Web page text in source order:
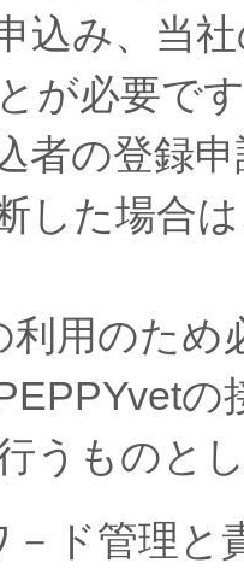
込み、当
が必要で
者の登録
した場合
用のため
うものと
ド管理と